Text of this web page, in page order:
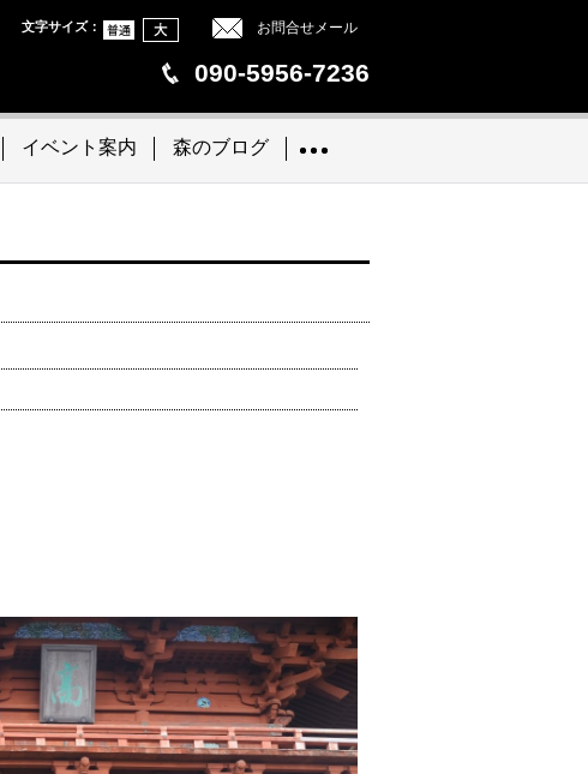
お問合せメール
文字サイズ：
090-5956-7236
イベント案内 森のブログ